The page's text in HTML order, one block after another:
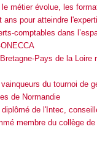
métier évolue, les
ans pour atteindre
comptables dans
Pays de la Loire
du tournoi de
de Normandie
de l'Intec,
membre du collège